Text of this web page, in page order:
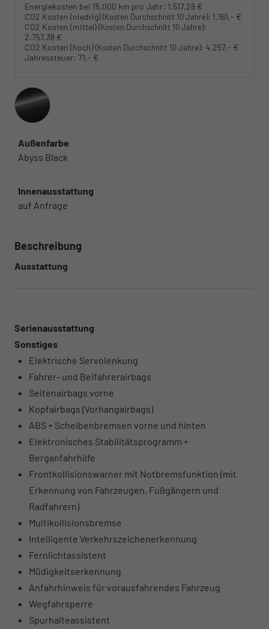
Energiekosten bei 15.000 km pro Jahr: 1.517,28 €
CO2 Kosten (niedrig)(Kosten Durchschnitt 10 Jahre): 1.161,- €
CO2 Kosten (mittel)(Kosten Durchschnitt 10 Jahre):
2.757,38 €
CO2 Kosten (hoch)(Kosten Durchschnitt 10 Jahre): 4.257,- €
Jahressteuer: 71,- €
Außenfarbe
Abyss Black
Innenausstattung
auf Anfrage
Beschreibung
Ausstattung
Serienausstattung
Sonstiges
Elektrische Servolenkung
Fahrer- und Beifahrerairbags
Seitenairbags vorne
Kopfairbags (Vorhangairbags)
ABS + Scheibenbremsen vorne und hinten
Elektronisches Stabilitätsprogramm +
Berganfahrhilfe
Frontkollisionswarner mit Notbremsfunktion (mit
Erkennung von Fahrzeugen, Fußgängern und
Radfahrern)
Multikollisionsbremse
Intelligente Verkehrszeichenerkennung
Fernlichtassistent
Müdigkeitserkennung
Anfahrhinweis für vorausfahrendes Fahrzeug
Wegfahrsperre
Spurhalteassistent